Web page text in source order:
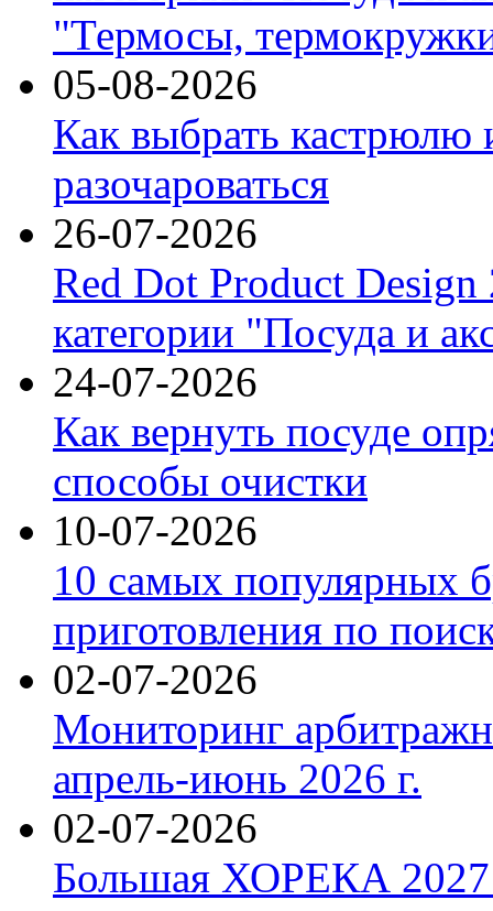
"Термосы,
05-08-2026
Как выбрать кастрюлю
разочароваться
26-07-2026
Red Dot Product Design
категории "Посуда и
24-07-2026
Как вернуть посуде
способы очистки
10-07-2026
10 самых популярных
приготовления по
02-07-2026
Мониторинг
апрель-июнь 2026 г.
02-07-2026
Большая ХОРЕКА 2027: